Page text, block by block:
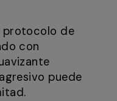
protocolo de
con
puede